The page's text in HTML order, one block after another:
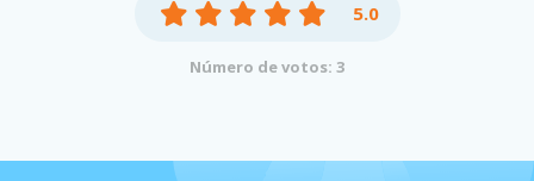
5.0
Número de votos: 3